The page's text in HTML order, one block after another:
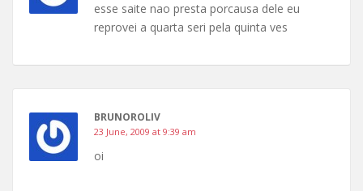
esse saite nao presta porcausa dele eu
reprovei a quarta seri pela quinta ves
BRUNOROLIV
23 June, 2009 at 9:39 am
oi